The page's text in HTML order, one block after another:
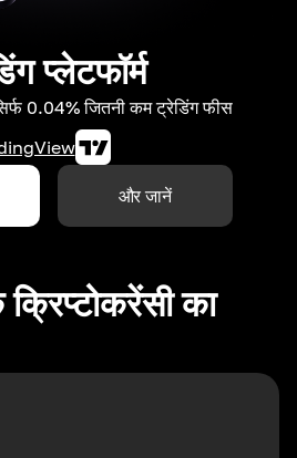
प्लेटफॉर्म
0.04% जितनी कम ट्रेडिंग फीस
और जानें
का